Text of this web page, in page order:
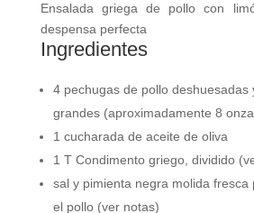
Ensalada griega de pollo con
despensa perfecta
Ingredientes
4 pechugas de pollo deshuesadas
grandes (aproximadamente 8
1 cucharada de aceite de oliva
1 T Condimento griego, dividido
sal y pimienta negra molida fresca
el pollo (ver notas)